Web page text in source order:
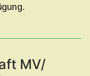
MV/